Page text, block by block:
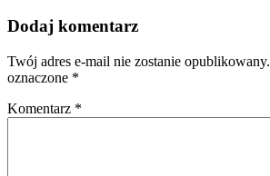
Dodaj komentarz
Twój adres e-mail nie zostanie opublikowany.
oznaczone *
Komentarz *